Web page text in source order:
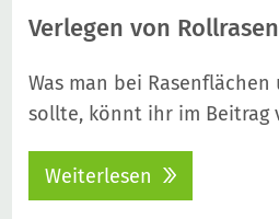
Verlegen von Rollrasen
Was man bei
sollte, könnt ihr im Beitrag
Weiterlesen